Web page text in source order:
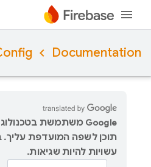
Documentation
תוכן לשפה המועדפת עליך.
עשויות להיות שגיאות.